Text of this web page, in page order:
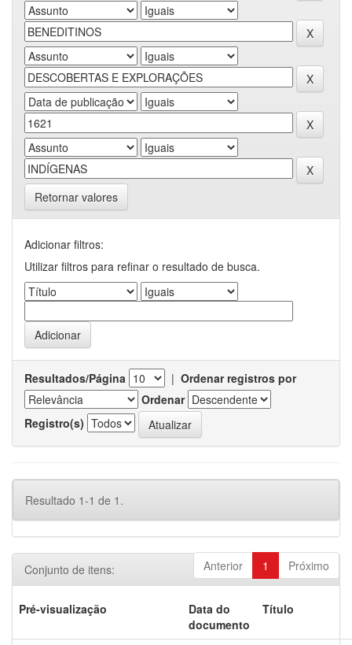
Retornar valores
Adicionar filtros:
Utilizar filtros para refinar o resultado de busca.
Resultados/Página | Ordenar registros por
Ordenar
Registro(s)
Resultado 1-1 de 1.
Anterior 1 Próximo
Conjunto de itens:
Pré-visualização
Data do
documento
Título